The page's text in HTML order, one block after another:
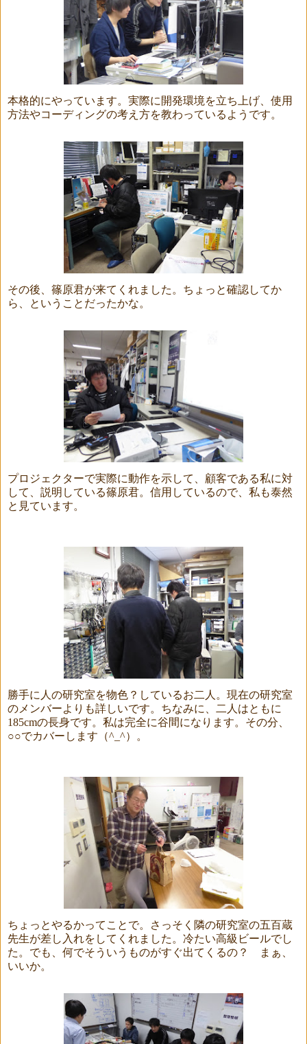
本格的にやっています。実際に開発環境を立ち上げ、使用
方法やコーディングの考え方を教わっているようです。
その後、篠原君が来てくれました。ちょっと確認してか
ら、ということだったかな。
プロジェクターで実際に動作を示して、顧客である私に対
して、説明している篠原君。信用しているので、私も泰然
と見ています。
勝手に人の研究室を物色？しているお二人。現在の研究室
のメンバーよりも詳しいです。ちなみに、二人はともに
185cmの長身です。私は完全に谷間になります。その分、
○○でカバーします（^_^）。
ちょっとやるかってことで。さっそく隣の研究室の五百蔵
先生が差し入れをしてくれました。冷たい高級ビールでし
た。でも、何でそういうものがすぐ出てくるの？ まぁ、
いいか。